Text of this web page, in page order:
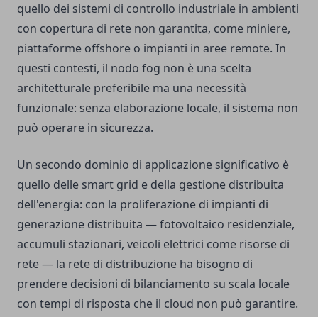
quello dei sistemi di controllo industriale in ambienti
con copertura di rete non garantita, come miniere,
piattaforme offshore o impianti in aree remote. In
questi contesti, il nodo fog non è una scelta
architetturale preferibile ma una necessità
funzionale: senza elaborazione locale, il sistema non
può operare in sicurezza.
Un secondo dominio di applicazione significativo è
quello delle smart grid e della gestione distribuita
dell'energia: con la proliferazione di impianti di
generazione distribuita — fotovoltaico residenziale,
accumuli stazionari, veicoli elettrici come risorse di
rete — la rete di distribuzione ha bisogno di
prendere decisioni di bilanciamento su scala locale
con tempi di risposta che il cloud non può garantire.